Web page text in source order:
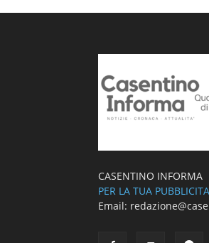
CASENTINO INFORMA
PER LA TUA
Email: